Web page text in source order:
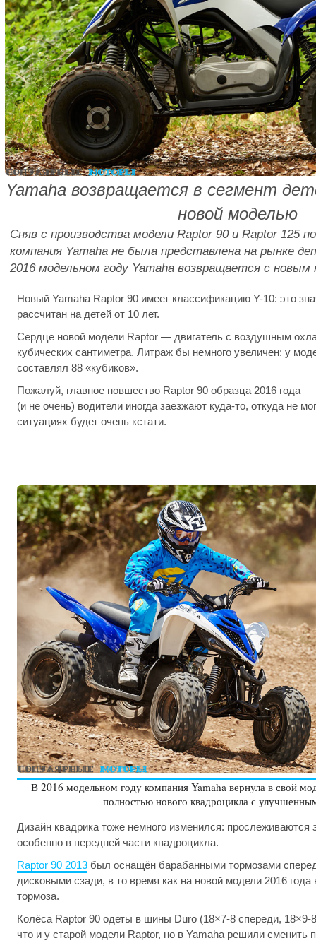
Yamaha возвращается в сегмент
новой моделью
Сняв с производства модели Raptor 90 и Raptor 125
компания Yamaha не была представлена на рынке
2016 модельном году Yamaha возвращается с новым
Новый Yamaha Raptor 90 имеет классификацию Y-10: это
рассчитан на детей от 10 лет.
Сердце новой модели Raptor — двигатель с воздушным
кубических сантиметра. Литраж бы немного увеличен: у
составлял 88 «кубиков».
Пожалуй, главное новшество Raptor 90 образца 2016 года
(и не очень) водители иногда заезжают куда-то, откуда не
ситуациях будет очень кстати.
В 2016 модельном году компания Yamaha вернула в свой
полностью нового квадроцикла с
Дизайн квадрика тоже немного изменился: прослеживаются
особенно в передней части квадроцикла.
Raptor 90 2013 был оснащён барабанными тормозами
дисковыми сзади, в то время как на новой модели 2016
тормоза.
Колёса Raptor 90 одеты в шины Duro (18×7-8 спереди, 18×9-
что и у старой модели Raptor, но в Yamaha решили сменить